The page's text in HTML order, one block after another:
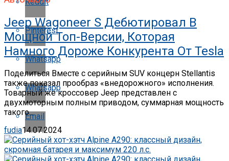
Pinterest
Whatsapp
Whatsapp
Email
Jeep Wagoneer S Дебютировал В
Мощной Топ-Версии, Которая
Намного Дороже Конкурента От Tesla
Поделиться Вместе с серийным SUV концерн Stellantis
также показал прообраз «внедорожного» исполнения.
Товарный же кроссовер Jeep представлен с
двухмоторным полным приводом, суммарная мощность
такого...
fudia14.07.2024